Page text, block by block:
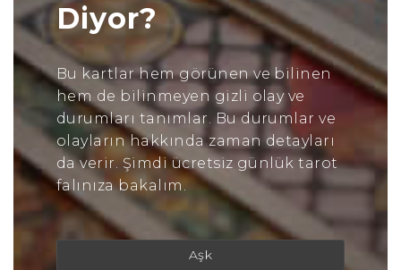
Diyor?
Bu kartlar hem görünen ve bilinen
hem de bilinmeyen gizli olay ve
durumları tanımlar. Bu durumlar ve
olayların hakkında zaman detayları
da verir. Şimdi ücretsiz günlük tarot
falınıza bakalım.
Aşk